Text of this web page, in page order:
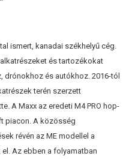
4,35 mm
ismert, kanadai székhelyű cég.
és tartozékokat
drónokhoz és autókhoz. 2016-tól
terén szerzett
A Maxx az eredeti M4 PRO hop-
piacon. A közösség
révén az ME modellel a
Az ebben a folyamatban